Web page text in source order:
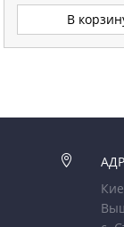
В
